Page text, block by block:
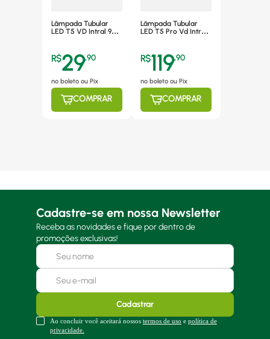
Lâmpada Tubular
LED T5 VD Intral 9W
R$29,90
no boleto ou Pix
COMPRAR
Lâmpada Tubular
LED T5 Pro Vd Intral
R$119,90
no boleto ou Pix
COMPRAR
Cadastre-se em nossa Newsletter
Receba as novidades e fique por dentro de
promoções exclusivas!
Cadastrar
Ao concluir você aceitará nossos termos de uso e política de
privacidade.